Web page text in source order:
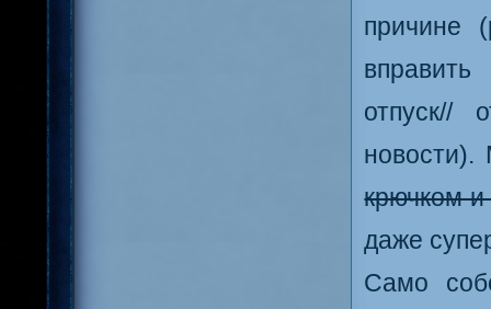
причине
отпуск//
крючком
даже
Само